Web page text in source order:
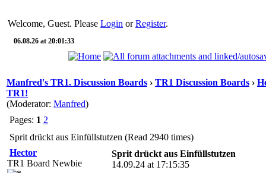
Welcome, Guest. Please Login orRegister.
06.08.26 at 20:01:33
Manfred's TR1. Discussion Boards › TR1 Discussion Boards ›
TR1!
(Moderator: Manfred)
Pages: 1 2
Sprit drückt aus Einfüllstutzen (Read 2940 times)
Hector
TR1 Board Newbie
Sprit drückt aus Einfüllstutzen
14.09.24 at 17:15:35